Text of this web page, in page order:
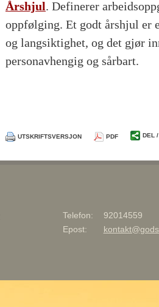
Årshjul. Definerer
oppfølging. Et godt årshjul er
og langsiktighet, og det gjør
personavhengig og sårbart.
UTSKRIFTSVERSJON PDF DEL
Telefon:
92014559
Epost: